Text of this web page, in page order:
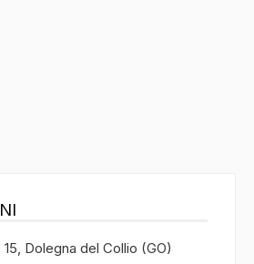
Dolegna del Collio (GO)